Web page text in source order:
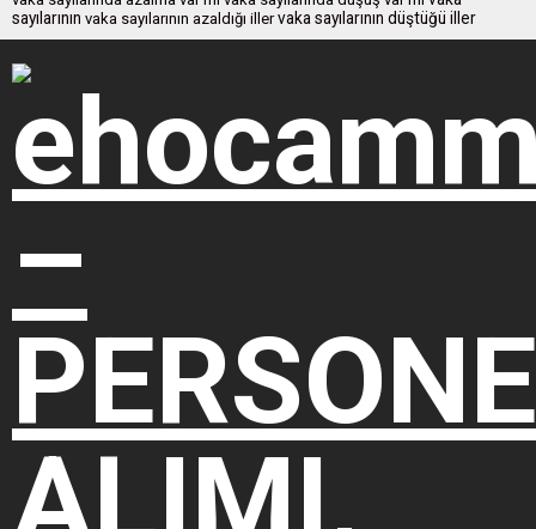
sayılarının vaka sayılarının azaldığı iller vaka sayılarının düştüğü iller